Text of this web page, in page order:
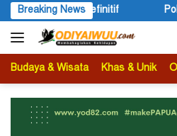
Langsung
ke
konten
Breaking News
Lakukan Penyelidikan Pasca
Budaya & Wisata Khas & Unik